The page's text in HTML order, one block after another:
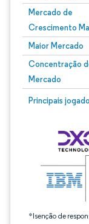
Mercado de
Crescimento
Maior Mercado
Concentração
Mercado
Principais
*Isenção de
Imagem © Mordor